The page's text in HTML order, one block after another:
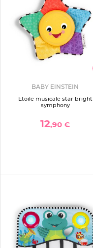
BABY EINSTEIN
Étoile musicale star bright
symphony
12,90 €